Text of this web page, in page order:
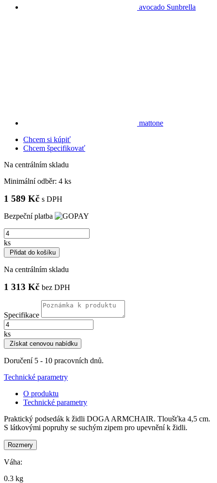
avocado Sunbrella
mattone
Chcem si kúpiť
Chcem špecifikovať
Na centrálním skladu
Minimální odběr: 4 ks
1 589 Kč s DPH
Bezpeční platba
ks
Přidat do košíku
Na centrálním skladu
1 313 Kč bez DPH
Specifikace
ks
Získat cenovou nabídku
Doručení 5 - 10 pracovních dnů.
Technické parametry
O produktu
Technické parametry
Praktický podsedák k židli DOGA ARMCHAIR. Tloušťka 4,5 cm.
S látkovými popruhy se suchým zipem pro upevnění k židli.
Rozmery
Váha:
0.3 kg